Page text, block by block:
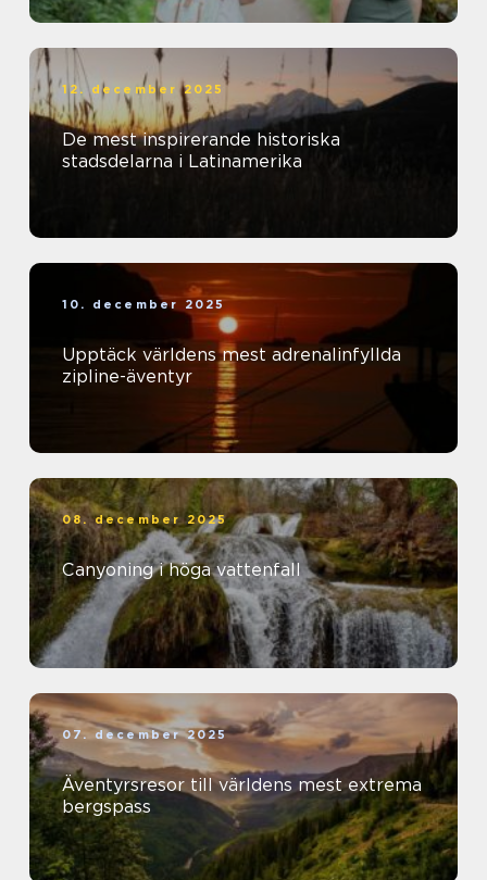
12. december 2025
De mest inspirerande historiska
stadsdelarna i Latinamerika
10. december 2025
Upptäck världens mest adrenalinfyllda
zipline-äventyr
08. december 2025
Canyoning i höga vattenfall
07. december 2025
Äventyrsresor till världens mest extrema
bergspass